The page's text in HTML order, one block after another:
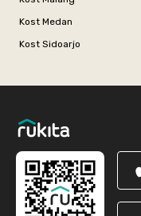
Kost Medan
Kost Sidoarjo